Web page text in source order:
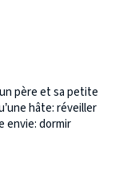
père et sa petite
hâte: réveiller
envie: dormir